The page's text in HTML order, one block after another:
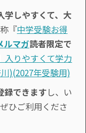
学しやすくて、大
『中学受験お得
ルマガ読者限定で
入りやすくて学力
)(2027年受験用)
録できます し、い
ひご利用くださ